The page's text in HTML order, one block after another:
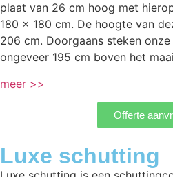
plaat van 26 cm hoog met
180 x 180 cm. De hoogte van
206 cm. Doorgaans steken
ongeveer 195 cm boven het
meer >>
Offerte
Luxe schutting